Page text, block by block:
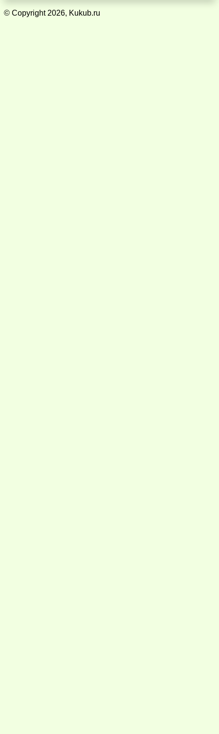
© Copyright 2026, Kukub.ru